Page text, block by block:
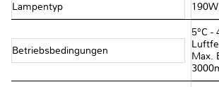
Lampentyp 190W
Betriebsbedingungen
5°C -
Max.